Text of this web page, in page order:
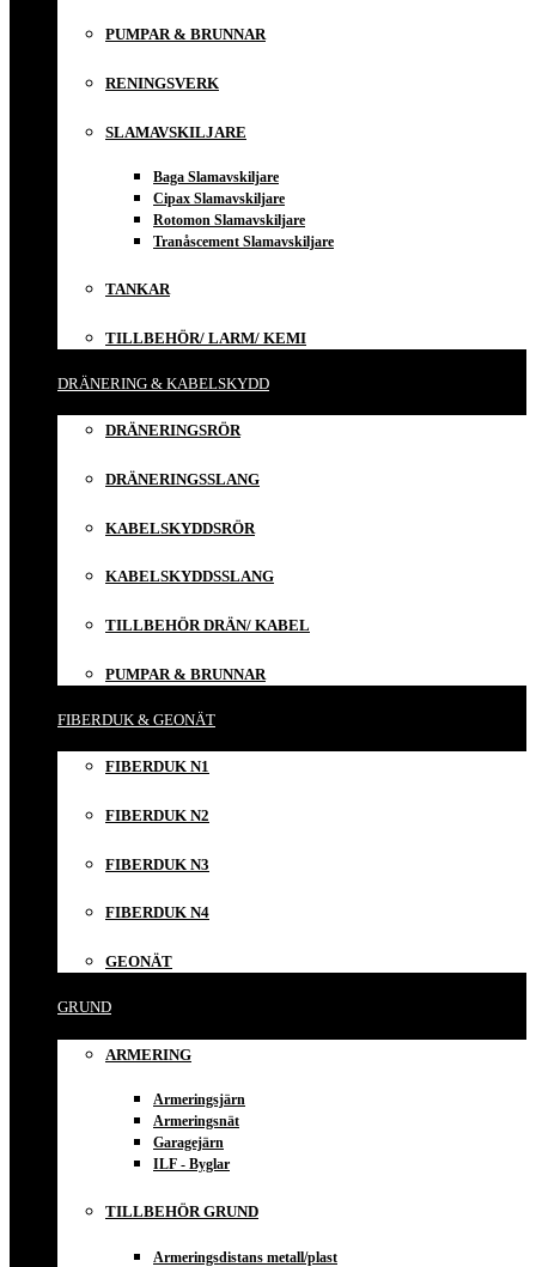
PUMPAR & BRUNNAR
RENINGSVERK
SLAMAVSKILJARE
Baga Slamavskiljare
Cipax Slamavskiljare
Rotomon Slamavskiljare
Tranåscement Slamavskiljare
TANKAR
TILLBEHÖR/ LARM/ KEMI
DRÄNERING & KABELSKYDD
DRÄNERINGSRÖR
DRÄNERINGSSLANG
KABELSKYDDSRÖR
KABELSKYDDSSLANG
TILLBEHÖR DRÄN/ KABEL
PUMPAR & BRUNNAR
FIBERDUK & GEONÄT
FIBERDUK N1
FIBERDUK N2
FIBERDUK N3
FIBERDUK N4
GEONÄT
GRUND
ARMERING
Armeringsjärn
Armeringsnät
Garagejärn
ILF - Byglar
TILLBEHÖR GRUND
Armeringsdistans metall/plast